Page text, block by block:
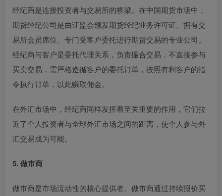
经纪商是连接投资者与交易所的桥梁。在中国期货市场中，
期货经纪公司是由证监会颁发期货经纪业务许可证、拥有交
易所会员席位、专门受客户委托进行期货交易的专业公司。
经纪商与客户是委托代理关系，负责撮合交易，不直接参与
买卖交易，需严格遵循客户的委托订单，按照有利客户的指
令执行订单，以此赚取佣金。
在外汇市场中，经纪商同样发挥着至关重要的作用，它们拉
近了个人投资者与全球外汇市场之间的距离，使个人参与外
汇交易成为可能。
5. 做市商
做市商是市场流动性的核心提供者。做市商通过持续报价买